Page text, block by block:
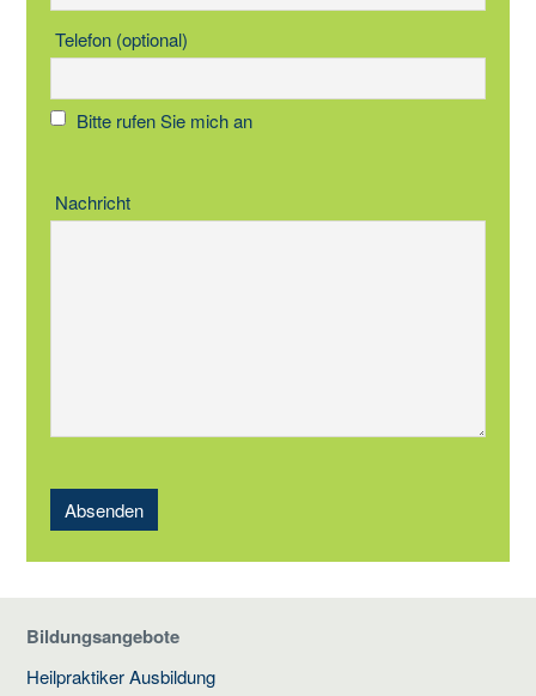
Telefon (optional)
Bitte rufen Sie mich an
Nachricht
Absenden
Bildungsangebote
Heilpraktiker Ausbildung